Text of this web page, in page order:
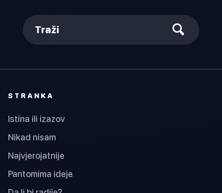
Traži
STRANKA
Istina ili izazov
Nikad nisam
Najvjerojatnije
Pantomima ideje